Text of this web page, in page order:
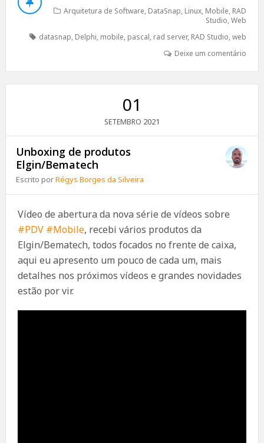
Arquitetura de Software, DataSnap, Linux, Mobile, RAD
Studio,Web
datasnap, Delphi, mobile, pascal, rad server, RAD Studio,web
Deixe um comentário
01
SETEMBRO 2021
Unboxing de produtos
Elgin/Bematech
Escrito porRégys Borges da Silveira
Vídeo de abertura da nova série de vídeos sobre
#PDV #Mobile, recebi vários produtos da
Elgin/Bematech, todos focados no frente de caixa,
aqui eu apresento um pouco de cada um, mais
detalhes nos próximos vídeos e grandes novidades
estão por vir.